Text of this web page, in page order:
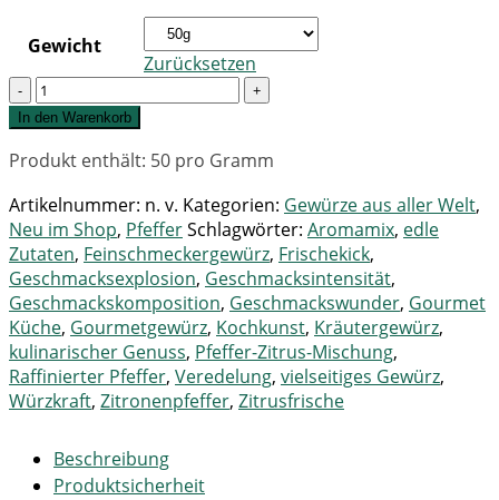
Gewicht
Zurücksetzen
Quantity
In den Warenkorb
Produkt enthält: 50 pro Gramm
Artikelnummer: n. v. Kategorien: Gewürze aus aller Welt,
Neu im Shop, PfefferSchlagwörter: Aromamix, edle
Zutaten, Feinschmeckergewürz, Frischekick,
Geschmacksexplosion, Geschmacksintensität,
Geschmackskomposition, Geschmackswunder, Gourmet
Küche, Gourmetgewürz, Kochkunst, Kräutergewürz,
kulinarischer Genuss, Pfeffer-Zitrus-Mischung,
Raffinierter Pfeffer, Veredelung, vielseitiges Gewürz,
Würzkraft, Zitronenpfeffer, Zitrusfrische
Beschreibung
Produktsicherheit